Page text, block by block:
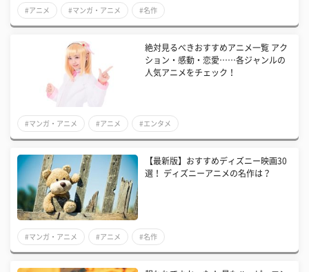
#アニメ #マンガ・アニメ #名作
絶対見るべきおすすめアニメ一覧 アク
ション・感動・恋愛……各ジャンルの
人気アニメをチェック！
#マンガ・アニメ #アニメ #エンタメ
【最新版】おすすめディズニー映画30
選！ ディズニーアニメの名作は？
#マンガ・アニメ #アニメ #名作